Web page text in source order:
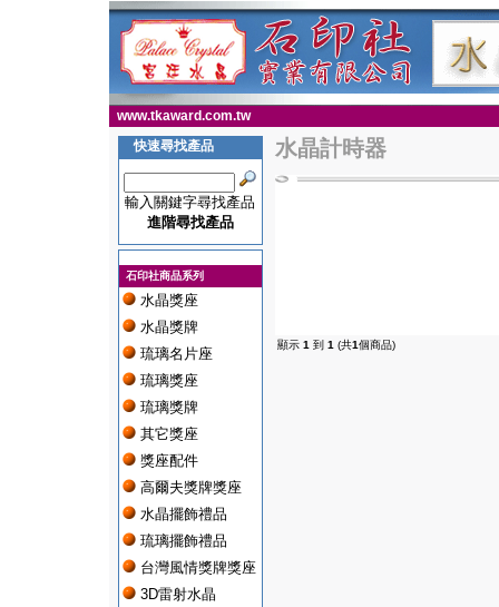
www.tkaward.com.tw
快速尋找產品
輸入關鍵字尋找產品
進階尋找產品
石印社商品系列
水晶獎座
水晶獎牌
琉璃名片座
琉璃獎座
琉璃獎牌
其它獎座
獎座配件
高爾夫獎牌獎座
水晶擺飾禮品
琉璃擺飾禮品
台灣風情獎牌獎座
3D雷射水晶
水晶計時器
顯示 1 到 1 (共1個商品)